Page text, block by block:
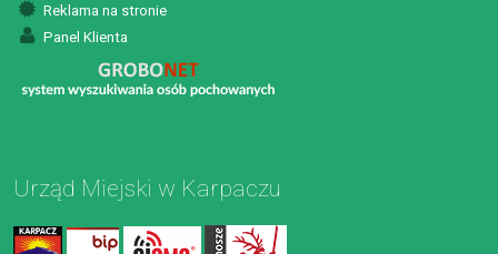
Reklama na stronie
Panel Klienta
Urząd Miejski w Karpaczu